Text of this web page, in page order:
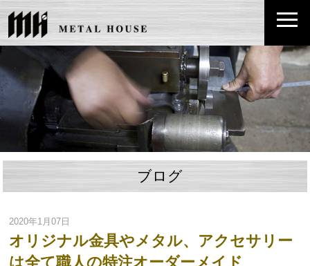
ブログ
2020年1月07日
オリジナル金具やメタル、アクセサリー
は全て職人の特注オーダーメイド